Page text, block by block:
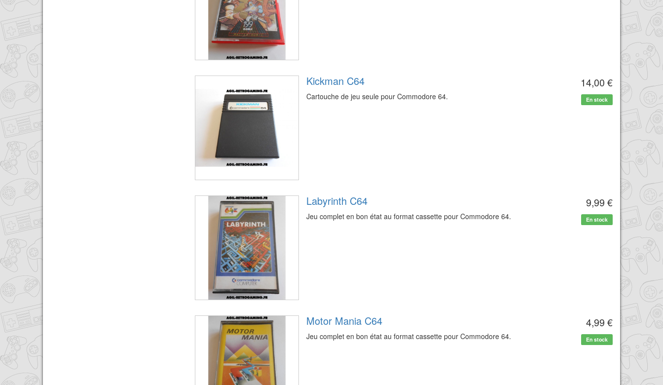
Kickman C64
Cartouche de jeu seule pour Commodore 64.
14,00 €
En stock
Labyrinth C64
Jeu complet en bon état au format cassette pour Commodore 64.
9,99 €
En stock
Motor Mania C64
Jeu complet en bon état au format cassette pour Commodore 64.
4,99 €
En stock